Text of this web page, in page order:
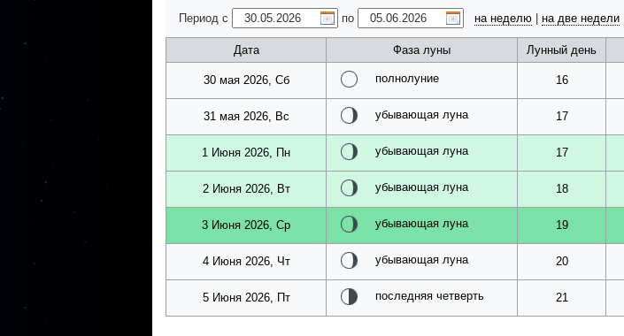
Период с
по на неделю на две недели
Дата Фаза луны Лунный день
30 мая 2026, Сб полнолуние 16
31 мая 2026, Вс убывающая луна 17
1 Июня 2026, Пн убывающая луна 17
2 Июня 2026, Вт убывающая луна 18
3 Июня 2026, Ср убывающая луна 19
4 Июня 2026, Чт убывающая луна 20
5 Июня 2026, Пт последняя четверть 21